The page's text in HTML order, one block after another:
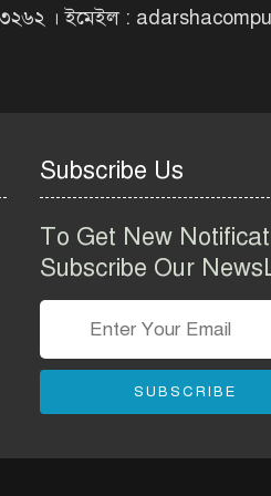
। ইমেইল :
Subscribe Us
To Get New
Subscribe Our
SUBSCRIBE